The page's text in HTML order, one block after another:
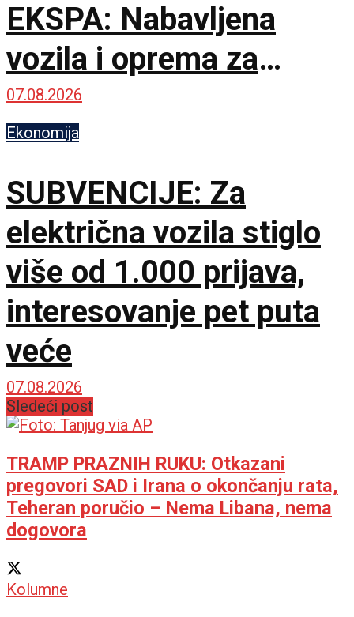
EKSPA: Nabavljena
vozila i oprema za
čišćenje i održavanje
lokacije
07.08.2026
Ekonomija
SUBVENCIJE: Za
električna vozila stiglo
više od 1.000 prijava,
interesovanje pet puta
veće
07.08.2026
Sledeći post
TRAMP PRAZNIH RUKU: Otkazani
pregovori SAD i Irana o okončanju rata,
Teheran poručio – Nema Libana, nema
dogovora
Kolumne